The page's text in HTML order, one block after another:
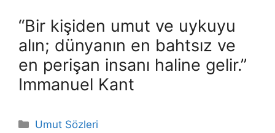
“Bir kişiden umut ve uykuyu
alın; dünyanın en bahtsız ve
en perişan insanı haline gelir.”
Immanuel Kant
Kategoriler
Umut Sözleri